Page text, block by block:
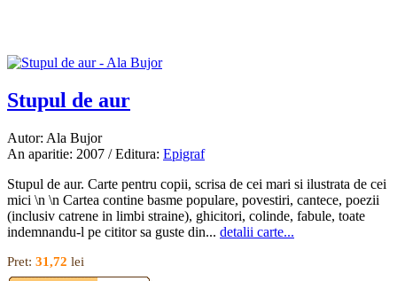
Stupul de aur
Autor: Ala Bujor
An aparitie: 2007 / Editura: Epigraf
Stupul de aur. Carte pentru copii, scrisa de cei mari si ilustrata de cei
mici \n \n Cartea contine basme populare, povestiri, cantece, poezii
(inclusiv catrene in limbi straine), ghicitori, colinde, fabule, toate
indemnandu-l pe cititor sa guste din... detalii carte...
Pret: 31,72 lei